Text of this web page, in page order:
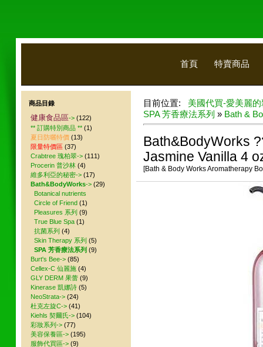
首頁 特賣商品
目前位置: 美國代買-愛美麗
SPA 芳香療法系列 » Bath &
Bath&BodyWorks
Jasmine Vanilla 4
[Bath & Body Works Aromatherapy
商品目錄
健康食品區-> (122)
** 訂購特別商品 ** (1)
夏日防曬特價 (13)
限量特價區 (37)
Crabtree 瑰柏翠-> (111)
Procerin 普沙林 (4)
維多利亞的秘密-> (17)
Bath&BodyWorks-> (29)
Botanical nutrients
Circle of Friend (1)
Pleasures 系列 (9)
True Blue Spa (1)
抗菌系列 (4)
Skin Therapy 系列 (5)
SPA 芳香療法系列 (9)
Burt's Bee-> (85)
Cellex-C 仙麗施 (4)
GLY DERM 果蕾 (9)
Kinerase 凱娜詩 (5)
NeoStrata-> (24)
杜克左旋C-> (41)
Kiehls 契爾氏-> (104)
彩妝系列-> (77)
美容保養區-> (195)
服飾代買區-> (9)